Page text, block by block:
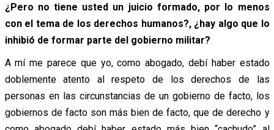
¿Pero no tiene usted un juicio formado, por lo menos
con el tema de los derechos humanos?, ¿hay algo que lo
inhibió de formar parte del gobierno militar?
A mí me parece que yo, como abogado, debí haber estado
doblemente atento al respeto de los derechos de las
personas en las circunstancias de un gobierno de facto, los
gobiernos de facto son más bien de facto, que de derecho y